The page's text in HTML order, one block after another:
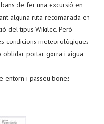
de fer una excursió en
alguna ruta recomanada en
del tipus Wikiloc. Però
condicions meteorològiques
oblidar portar gorra i aigua
entorn i passeu bones